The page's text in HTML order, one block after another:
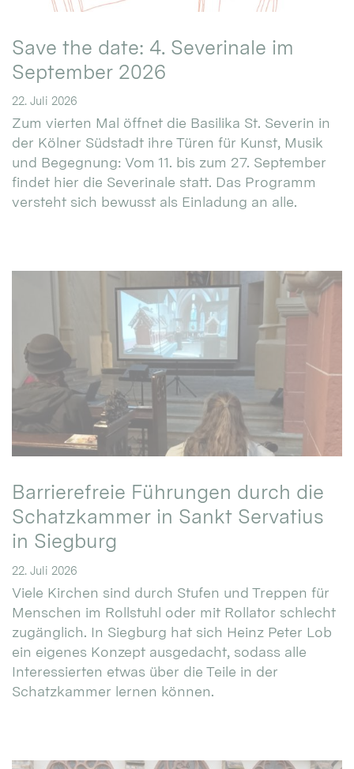
Save the date: 4. Severinale im
September 2026
22. Juli 2026
Zum vierten Mal öffnet die Basilika St. Severin in
der Kölner Südstadt ihre Türen für Kunst, Musik
und Begegnung: Vom 11. bis zum 27. September
findet hier die Severinale statt. Das Programm
versteht sich bewusst als Einladung an alle.
Barrierefreie Führungen durch die
Schatzkammer in Sankt Servatius
in Siegburg
22. Juli 2026
Viele Kirchen sind durch Stufen und Treppen für
Menschen im Rollstuhl oder mit Rollator schlecht
zugänglich. In Siegburg hat sich Heinz Peter Lob
ein eigenes Konzept ausgedacht, sodass alle
Interessierten etwas über die Teile in der
Schatzkammer lernen können.